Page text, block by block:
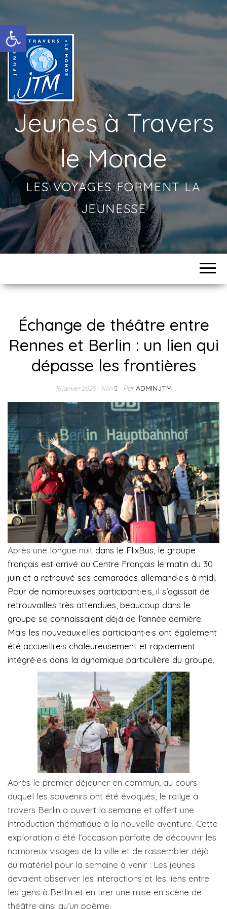
Ouvrir la barre d’outils
Jeunes à Travers
le Monde
LES VOYAGES FORMENT LA
JEUNESSE
Échange de théâtre entre
Rennes et Berlin : un lien qui
dépasse les frontières
16 janvier 2025 Non ParADMINJTM
Après une longue nuit dans le FlixBus, le groupe
français est arrivé au Centre Français le matin du 30
juin et a retrouvé ses camarades allemand·e·s à midi.
Pour de nombreux·ses participant·e·s, il s’agissait de
retrouvailles très attendues, beaucoup dans le
groupe se connaissaient déjà de l’année dernière.
Mais les nouveaux·elles participant·e·s ont également
été accueilli·e·s chaleureusement et rapidement
intégré·e·s dans la dynamique particulière du groupe.
Après le premier déjeuner en commun, au cours
duquel les souvenirs ont été évoqués, le rallye à
travers Berlin a ouvert la semaine et offert une
introduction thématique à la nouvelle aventure. Cette
exploration a été l’occasion parfaite de découvrir les
nombreux visages de la ville et de rassembler déjà
du matériel pour la semaine à venir : Les jeunes
devaient observer les interactions et les liens entre
les gens à Berlin et en tirer une mise en scène de
théâtre ainsi qu’un poème.